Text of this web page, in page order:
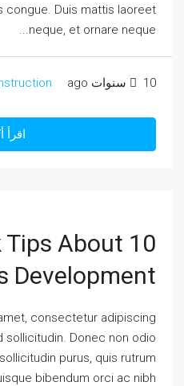
congue. Duis mattis laoreet
neque, et ornare neque...
10 سنوات ago
اقرأ
Tips About
Development
consectetur adipiscing
sollicitudin. Donec non odio
purus, quis rutrum
bibendum orci ac nibh